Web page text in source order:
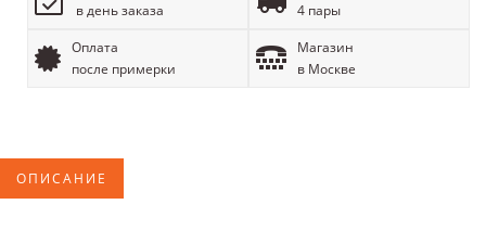
в день заказа
4 пары
Оплата
после примерки
Магазин
в Москве
ОПИСАНИЕ